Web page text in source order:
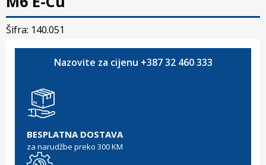
Šifra: 140.051
Nazovite za cijenu +387 32 460 333
BESPLATNA DOSTAVA
za narudžbe preko 300 KM